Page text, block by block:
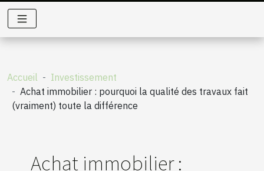
Accueil
Investissement
Achat immobilier : pourquoi la qualité des travaux fait
(vraiment) toute la différence
Achat immobilier :